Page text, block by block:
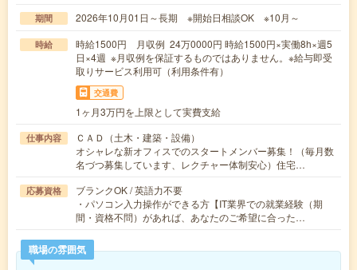
期間 2026年10月01日～長期 ※開始日相談OK ※10月～
時給
時給1500円 月収例 24万0000円 時給1500円×実働8h×週5
日×4週 ※月収例を保証するものではありません。※給与即受
取りサービス利用可（利用条件有）
交通費
1ヶ月3万円を上限として実費支給
仕事内容
ＣＡＤ（土木・建築・設備）
オシャレな新オフィスでのスタートメンバー募集！（毎月数
名づつ募集しています、レクチャー体制安心）住宅…
応募資格
ブランクOK / 英語力不要
・パソコン入力操作ができる方【IT業界での就業経験（期
間・資格不問）があれば、あなたのご希望に合った…
職場の雰囲気